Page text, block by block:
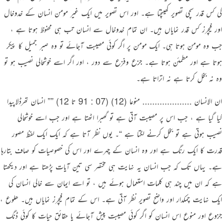
کی کس قدر سچی تصویر کھینچتا ہے۔ اور اس تصویر میں ایک غیر مومن انسان کے خدوخال
اور فیچرز کس قدر نمایاں ہیں۔ ان تمام خدوخال سے انسان تب ہی محفوظ ہوتا ہے ،
جب وہ مومن ہوتا ہی۔ ایک مومن پر اگر کوئی مصیبت آجائے تو وہ صبر جمیل کا پیکر
ہوتا ہے اور مطمئن ہوتا ہے۔ جزع وفزع سے دور ، اور اگر اسے خوشحالی نصیب ہو تو
وہ نہ بخل کرتا ہے نہ اتراتا ہے۔
ان الانسان .................... منوعا (12) (07 : 91 تا 12) ”” انسان تھرڈلاپیدا
کیا گیا ہے ، جب اس پر مصیبت آتی ہے تو گھبرا اٹھتا ہے اور جب اسے خوشحالی
نصیب ہوتی ہے تو بخل کرنے لگتا ہے “۔ یوں نظر آتا ہے کہ ایک ایک لفظ مصور
قدرت کا ایک رنگ ہے اور وہ انسان کے چہرے اور اس کی خصوصیات کو صاف بتارہا
ہے۔ یہاں تک کہ جب انسان یہ نہایت ہی مختصر سی تین آیات پڑھتا ہے اور دیکھتا
ہے کہ ان میں چند ہی کلمات استعمال ہوئے ہیں ، تو اسے ایمان سے خالی انسان کی
ایک نہایت چمکدار اور واضح تصویر نظر آتی ہے۔ اس کے تمام فیچرز نمایاں ہیں۔ ھلوع ،
جزوع اور منوع اس انسان کو اگر کوئی مصیبت پیش آجائے یا حقائق حیات کا کوئی ڈنگ